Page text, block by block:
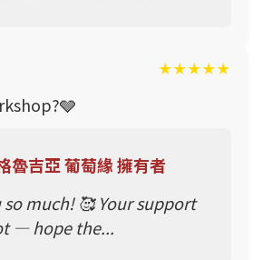
★★★★★
魯吉亞 葡萄緣 擁有者
so much! 🥰 Your support
— hope the...